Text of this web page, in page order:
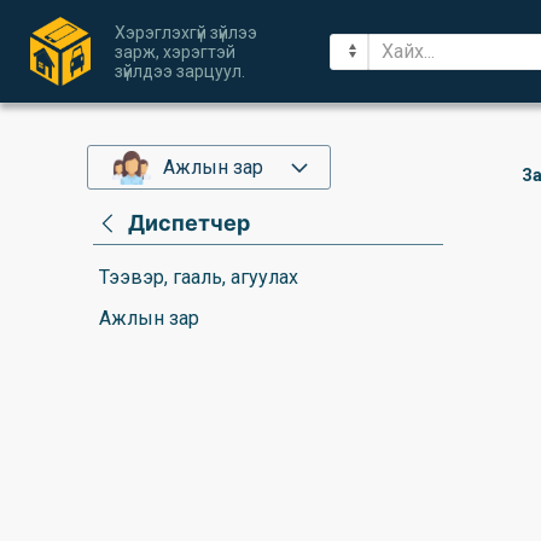
Хэрэглэхгүй зүйлээ
зарж, хэрэгтэй
зүйлдээ зарцуул.
Ажлын зар
Диспетчер
Тээвэр, гааль, агуулах
Ажлын зар